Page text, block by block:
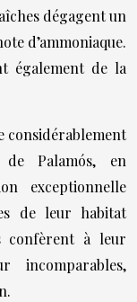
dégagent un
d’ammoniaque.
également de la
considérablement
Palamós, en
exceptionnelle
de leur habitat
confèrent à leur